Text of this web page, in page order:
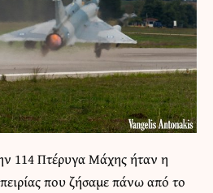
114 Πτέρυγα Μάχης ήταν η
που ζήσαμε πάνω από το